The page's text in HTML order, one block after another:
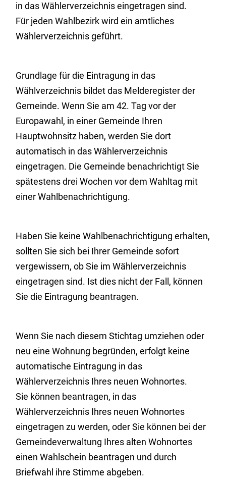
in das Wählerverzeichnis eingetragen sind.
Für jeden Wahlbezirk wird ein amtliches
Wählerverzeichnis geführt.
Grundlage für die Eintragung in das
Wählverzeichnis bildet das Melderegister der
Gemeinde. Wenn Sie am 42. Tag vor der
Europawahl, in einer Gemeinde Ihren
Hauptwohnsitz haben, werden Sie dort
automatisch in das Wählerverzeichnis
eingetragen. Die Gemeinde benachrichtigt Sie
spätestens drei Wochen vor dem Wahltag mit
einer Wahlbenachrichtigung.
Haben Sie keine Wahlbenachrichtigung erhalten,
sollten Sie sich bei Ihrer Gemeinde sofort
vergewissern, ob Sie im Wählerverzeichnis
eingetragen sind. Ist dies nicht der Fall, können
Sie die Eintragung beantragen.
Wenn Sie nach diesem Stichtag umziehen oder
neu eine Wohnung begründen, erfolgt keine
automatische Eintragung in das
Wählerverzeichnis Ihres neuen Wohnortes.
Sie können beantragen, in das
Wählerverzeichnis Ihres neuen Wohnortes
eingetragen zu werden, oder Sie können bei der
Gemeindeverwaltung Ihres alten Wohnortes
einen Wahlschein beantragen und durch
Briefwahl ihre Stimme abgeben.